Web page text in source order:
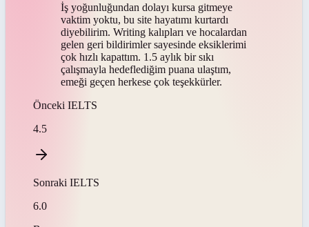
İş yoğunluğundan dolayı kursa gitmeye
vaktim yoktu, bu site hayatımı kurtardı
diyebilirim. Writing kalıpları ve hocalardan
gelen geri bildirimler sayesinde eksiklerimi
çok hızlı kapattım. 1.5 aylık bir sıkı
çalışmayla hedeflediğim puana ulaştım,
emeği geçen herkese çok teşekkürler.
Önceki IELTS
4.5
Sonraki IELTS
6.0